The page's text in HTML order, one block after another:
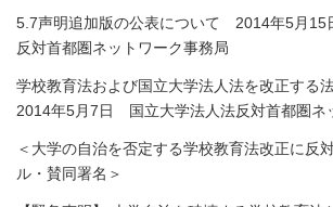
5.7声明追加版の公表について 2014年5月
反対首都圏ネットワーク事務局
学校教育法および国立大学法人法を改正する
2014年5月7日 国立大学法人法反対首都圏ネ
＜大学の自治を否定する学校教育法改正に反
ル・賛同署名＞